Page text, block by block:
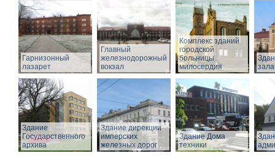
Гарнизонный
лазарет
Главный
железнодорожный
вокзал
Комплекс зданий
городской
больницы
милосердия
зала
Здание
Государственного
архива
Здание дирекции
имперских
железных дорог
Здание Дома
техники